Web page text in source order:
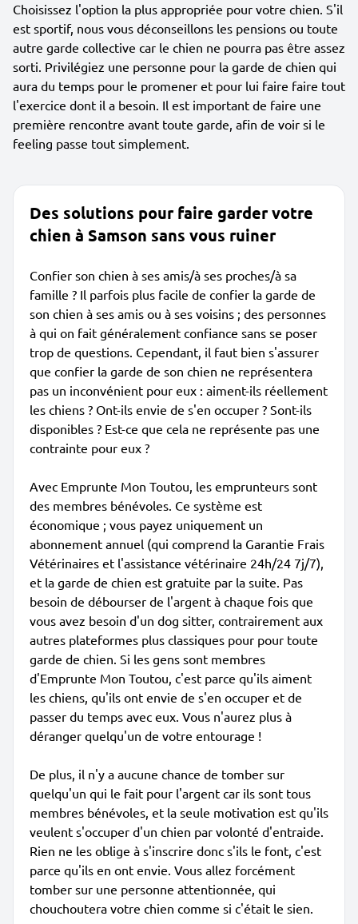
Choisissez l'option la plus appropriée pour votre chien. S'il
est sportif, nous vous déconseillons les pensions ou toute
autre garde collective car le chien ne pourra pas être assez
sorti. Privilégiez une personne pour la garde de chien qui
aura du temps pour le promener et pour lui faire faire tout
l'exercice dont il a besoin. Il est important de faire une
première rencontre avant toute garde, afin de voir si le
feeling passe tout simplement.
Des solutions pour faire garder votre
chien à Samson sans vous ruiner
Confier son chien à ses amis/à ses proches/à sa
famille ? Il parfois plus facile de confier la garde de
son chien à ses amis ou à ses voisins ; des personnes
à qui on fait généralement confiance sans se poser
trop de questions. Cependant, il faut bien s'assurer
que confier la garde de son chien ne représentera
pas un inconvénient pour eux : aiment-ils réellement
les chiens ? Ont-ils envie de s'en occuper ? Sont-ils
disponibles ? Est-ce que cela ne représente pas une
contrainte pour eux ?
Avec Emprunte Mon Toutou, les emprunteurs sont
des membres bénévoles. Ce système est
économique ; vous payez uniquement un
abonnement annuel (qui comprend la Garantie Frais
Vétérinaires et l'assistance vétérinaire 24h/24 7j/7),
et la garde de chien est gratuite par la suite. Pas
besoin de débourser de l'argent à chaque fois que
vous avez besoin d'un dog sitter, contrairement aux
autres plateformes plus classiques pour pour toute
garde de chien. Si les gens sont membres
d'Emprunte Mon Toutou, c'est parce qu'ils aiment
les chiens, qu'ils ont envie de s'en occuper et de
passer du temps avec eux. Vous n'aurez plus à
déranger quelqu'un de votre entourage !
De plus, il n'y a aucune chance de tomber sur
quelqu'un qui le fait pour l'argent car ils sont tous
membres bénévoles, et la seule motivation est qu'ils
veulent s'occuper d'un chien par volonté d'entraide.
Rien ne les oblige à s'inscrire donc s'ils le font, c'est
parce qu'ils en ont envie. Vous allez forcément
tomber sur une personne attentionnée, qui
chouchoutera votre chien comme si c'était le sien.